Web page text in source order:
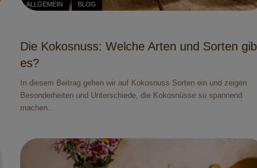
ALLGEMEIN BLOG
Die Kokosnuss: Welche Arten und Sorten
es?
In diesem Beitrag gehen wir auf Kokosnuss Sorten ein und zeigen
Besonderheiten und Unterschiede, die Kokosnüsse so spannend
machen...